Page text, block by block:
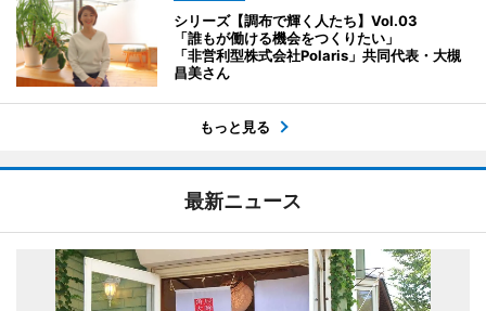
シリーズ【調布で輝く人たち】Vol.03
「誰もが働ける機会をつくりたい」
「非営利型株式会社Polaris」共同代表・大槻
昌美さん
もっと見る
最新ニュース